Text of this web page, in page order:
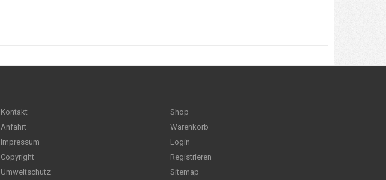
Kontakt
Anfahrt
Impressum
Copyright
Umweltschutz
Shop
Warenkorb
Login
Registrieren
Sitemap